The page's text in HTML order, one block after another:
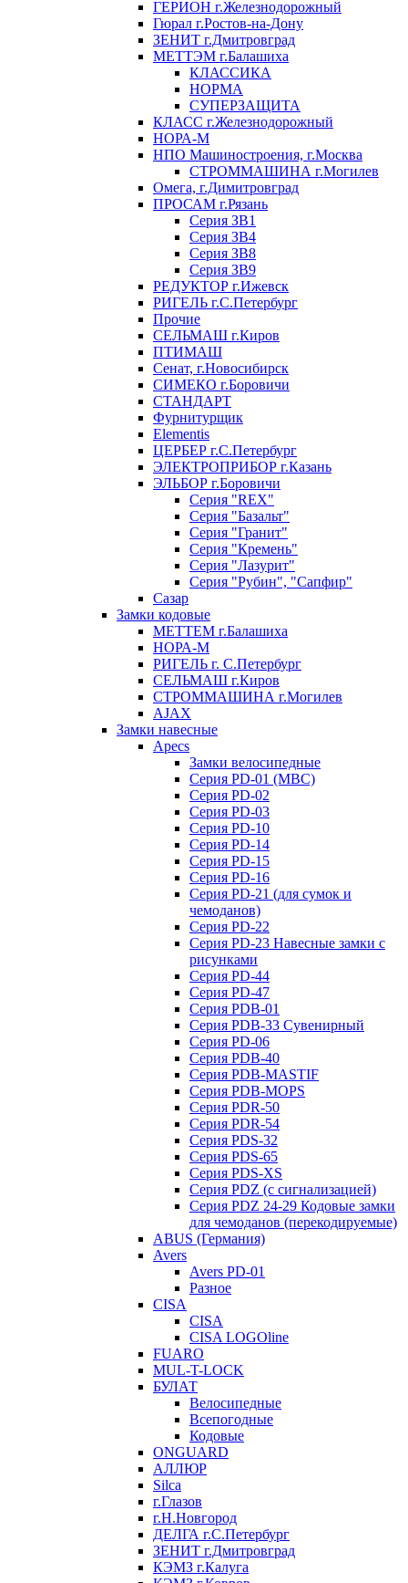
ГЕРИОН г.Железнодорожный
Гюрал г.Ростов-на-Дону
ЗЕНИТ г.Дмитровград
МЕТТЭМ г.Балашиха
КЛАССИКА
НОРМА
СУПЕРЗАЩИТА
КЛАСС г.Железнодорожный
НОРА-М
НПО Машиностроения, г.Москва
СТРОММАШИНА г.Могилев
Омега, г.Димитровград
ПРОСАМ г.Рязань
Серия ЗВ1
Серия ЗВ4
Серия ЗВ8
Серия ЗВ9
РЕДУКТОР г.Ижевск
РИГЕЛЬ г.С.Петербург
Прочие
СЕЛЬМАШ г.Киров
ПТИМАШ
Сенат, г.Новосибирск
СИМЕКО г.Боровичи
СТАНДАРТ
Фурнитурщик
Elementis
ЦЕРБЕР г.С.Петербург
ЭЛЕКТРОПРИБОР г.Казань
ЭЛЬБОР г.Боровичи
Серия "REX"
Серия "Базальт"
Серия "Гранит"
Серия "Кремень"
Серия "Лазурит"
Серия "Рубин", "Сапфир"
Сазар
Замки кодовые
МЕТТЕМ г.Балашиха
НОРА-М
РИГЕЛЬ г. С.Петербург
СЕЛЬМАШ г.Киров
СТРОММАШИНА г.Могилев
AJAX
Замки навесные
Apecs
Замки велосипедные
Серия PD-01 (МВС)
Серия PD-02
Серия PD-03
Серия PD-10
Серия PD-14
Серия PD-15
Серия PD-16
Серия PD-21 (для сумок и
чемоданов)
Серия PD-22
Серия PD-23 Навесные замки с
рисунками
Серия PD-44
Серия PD-47
Серия PDB-01
Серия PDB-33 Сувенирный
Серия PD-06
Серия PDB-40
Серия PDB-MASTIF
Серия PDB-MOPS
Серия PDR-50
Серия PDR-54
Серия PDS-32
Серия PDS-65
Серия PDS-XS
Серия PDZ (с сигнализацией)
Серия PDZ 24-29 Кодовые замки
для чемоданов (перекодируемые)
ABUS (Германия)
Avers
Avers PD-01
Разное
CISA
CISA
CISA LOGOline
FUARO
MUL-T-LOCK
БУЛАТ
Велосипедные
Всепогодные
Кодовые
ONGUARD
АЛЛЮР
Silca
г.Глазов
г.Н.Новгород
ДЕЛГА г.С.Петербург
ЗЕНИТ г.Дмитровград
КЭМЗ г.Калуга